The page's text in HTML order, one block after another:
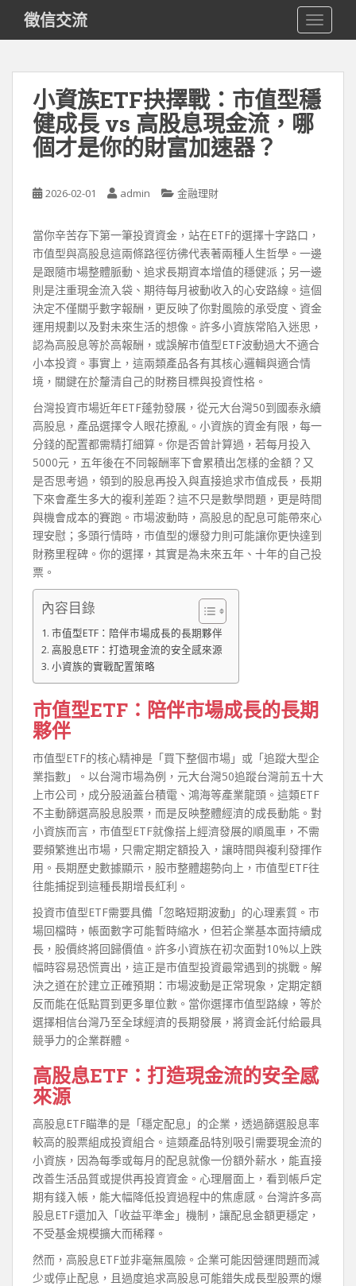
i
徵信交流
小資族ETF抉擇戰：市值型穩
健成長 vs 高股息現金流，哪
個才是你的財富加速器？
2026-02-01 admin 金融理財
當你辛苦存下第一筆投資資金，站在ETF的選擇十字路口，
市值型與高股息這兩條路徑彷彿代表著兩種人生哲學。一邊
是跟隨市場整體脈動、追求長期資本增值的穩健派；另一邊
則是注重現金流入袋、期待每月被動收入的心安路線。這個
決定不僅關乎數字報酬，更反映了你對風險的承受度、資金
運用規劃以及對未來生活的想像。許多小資族常陷入迷思，
認為高股息等於高報酬，或誤解市值型ETF波動過大不適合
小本投資。事實上，這兩類產品各有其核心邏輯與適合情
境，關鍵在於釐清自己的財務目標與投資性格。
台灣投資市場近年ETF蓬勃發展，從元大台灣50到國泰永續
高股息，產品選擇令人眼花撩亂。小資族的資金有限，每一
分錢的配置都需精打細算。你是否曾計算過，若每月投入
5000元，五年後在不同報酬率下會累積出怎樣的金額？又
是否思考過，領到的股息再投入與直接追求市值成長，長期
下來會產生多大的複利差距？這不只是數學問題，更是時間
與機會成本的賽跑。市場波動時，高股息的配息可能帶來心
理安慰；多頭行情時，市值型的爆發力則可能讓你更快達到
財務里程碑。你的選擇，其實是為未來五年、十年的自己投
票。
內容目錄
市值型ETF：陪伴市場成長的長期夥伴
高股息ETF：打造現金流的安全感來源
小資族的實戰配置策略
市值型ETF：陪伴市場成長的長期
夥伴
市值型ETF的核心精神是「買下整個市場」或「追蹤大型企
業指數」。以台灣市場為例，元大台灣50追蹤台灣前五十大
上市公司，成分股涵蓋台積電、鴻海等產業龍頭。這類ETF
不主動篩選高股息股票，而是反映整體經濟的成長動能。對
小資族而言，市值型ETF就像搭上經濟發展的順風車，不需
要頻繁進出市場，只需定期定額投入，讓時間與複利發揮作
用。長期歷史數據顯示，股市整體趨勢向上，市值型ETF往
往能捕捉到這種長期增長紅利。
投資市值型ETF需要具備「忽略短期波動」的心理素質。市
場回檔時，帳面數字可能暫時縮水，但若企業基本面持續成
長，股價終將回歸價值。許多小資族在初次面對10%以上跌
幅時容易恐慌賣出，這正是市值型投資最常遇到的挑戰。解
決之道在於建立正確預期：市場波動是正常現象，定期定額
反而能在低點買到更多單位數。當你選擇市值型路線，等於
選擇相信台灣乃至全球經濟的長期發展，將資金託付給最具
競爭力的企業群體。
高股息ETF：打造現金流的安全感
來源
高股息ETF瞄準的是「穩定配息」的企業，透過篩選股息率
較高的股票組成投資組合。這類產品特別吸引需要現金流的
小資族，因為每季或每月的配息就像一份額外薪水，能直接
改善生活品質或提供再投資資金。心理層面上，看到帳戶定
期有錢入帳，能大幅降低投資過程中的焦慮感。台灣許多高
股息ETF還加入「收益平準金」機制，讓配息金額更穩定，
不受基金規模擴大而稀釋。
然而，高股息ETF並非毫無風險。企業可能因營運問題而減
少或停止配息，且過度追求高股息可能錯失成長型股票的爆